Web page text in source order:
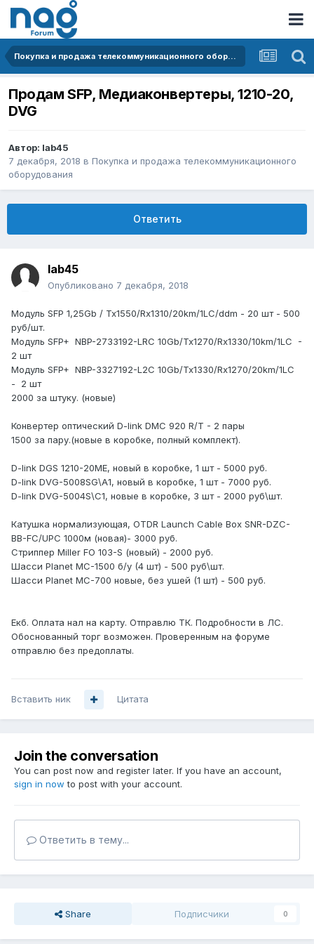
Покупка и продажа телекоммуникационного оборудования
Продам SFP, Медиаконвертеры, 1210-20,
DVG
Автор: lab45
7 декабря, 2018 в Покупка и продажа телекоммуникационного
оборудования
Ответить
lab45
Опубликовано 7 декабря, 2018
Модуль SFP 1,25Gb / Tx1550/Rx1310/20km/1LC/ddm - 20 шт - 500
руб/шт.
Модуль SFP+ NBP-2733192-LRC 10Gb/Tx1270/Rx1330/10km/1LC -
2 шт
Модуль SFP+ NBP-3327192-L2C 10Gb/Tx1330/Rx1270/20km/1LC
- 2 шт
2000 за штуку. (новые)
Конвертер оптический D-link DMC 920 R/T - 2 пары
1500 за пару.(новые в коробке, полный комплект).
D-link DGS 1210-20ME, новый в коробке, 1 шт - 5000 руб.
D-link DVG-5008SG\A1, новый в коробке, 1 шт - 7000 руб.
D-link DVG-5004S\C1, новые в коробке, 3 шт - 2000 руб\шт.
Катушка нормализующая, OTDR Launch Cable Box SNR-DZC-
BB-FC/UPC 1000м (новая)- 3000 руб.
Стриппер Miller FO 103-S (новый) - 2000 руб.
Шасси Planet MC-1500 б/у (4 шт) - 500 руб\шт.
Шасси Planet МС-700 новые, без ушей (1 шт) - 500 руб.
Екб. Оплата нал на карту. Отправлю ТК. Подробности в ЛС.
Обоснованный торг возможен. Проверенным на форуме
отправлю без предоплаты.
Вставить ник Цитата
Join the conversation
You can post now and register later. If you have an account,
sign in now to post with your account.
Ответить в тему...
Share Подписчики 0